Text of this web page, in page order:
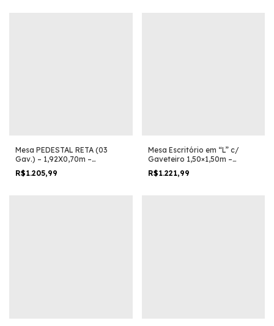
Mesa PEDESTAL RETA (03
Gav.) – 1,92X0,70m –
MAGAZINE SILVA – NOGAL
SEVILHA/PRETO – 21405
R$1.205,99
Mesa Escritório em “L” c/
Gaveteiro 1,50×1,50m –
MAGAZINE SILVA– NOGAL
SEVILHA/PRETO – 21416
R$1.221,99